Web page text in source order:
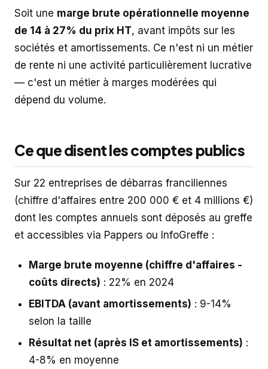
Soit une marge brute opérationnelle moyenne
de 14 à 27% du prix HT, avant impôts sur les
sociétés et amortissements. Ce n'est ni un métier
de rente ni une activité particulièrement lucrative
— c'est un métier à marges modérées qui
dépend du volume.
Ce que disent les comptes publics
Sur 22 entreprises de débarras franciliennes
(chiffre d'affaires entre 200 000 € et 4 millions €)
dont les comptes annuels sont déposés au greffe
et accessibles via Pappers ou InfoGreffe :
Marge brute moyenne (chiffre d'affaires -
coûts directs) : 22% en 2024
EBITDA (avant amortissements) : 9-14%
selon la taille
Résultat net (après IS et amortissements) :
4-8% en moyenne